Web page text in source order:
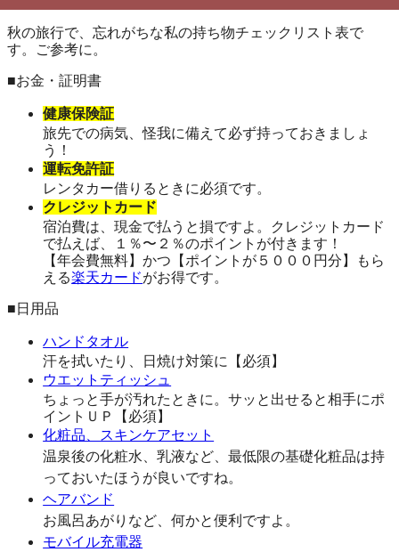
秋の旅行で、忘れがちな私の持ち物チェックリスト表で
す。ご参考に。
■お金・証明書
健康保険証
旅先での病気、怪我に備えて必ず持っておきましょ
う！
運転免許証
レンタカー借りるときに必須です。
クレジットカード
宿泊費は、現金で払うと損ですよ。クレジットカード
で払えば、１％〜２％のポイントが付きます！
【年会費無料】かつ【ポイントが５０００円分】もら
える楽天カードがお得です。
■日用品
ハンドタオル
汗を拭いたり、日焼け対策に【必須】
ウエットティッシュ
ちょっと手が汚れたときに。サッと出せると相手にポ
イントＵＰ【必須】
化粧品、スキンケアセット
温泉後の化粧水、乳液など、最低限の基礎化粧品は持
っておいたほうが良いですね。
ヘアバンド
お風呂あがりなど、何かと便利ですよ。
モバイル充電器